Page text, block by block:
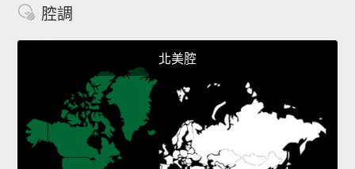
腔調
北美腔